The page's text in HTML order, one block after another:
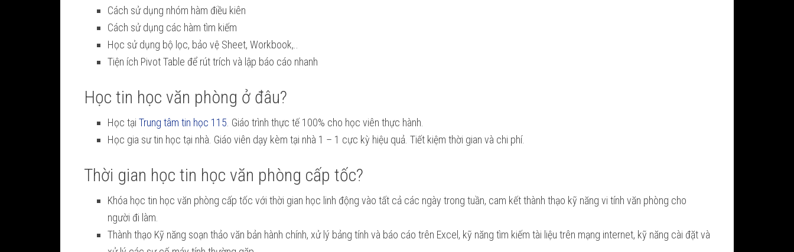
Cách sử dụng nhóm hàm điều kiên
Cách sử dụng các hàm tìm kiếm
Học sử dụng bộ lọc, bảo vệ Sheet, Workbook,..
Tiện ích Pivot Table để rút trích và lập báo cáo nhanh
Học tin học văn phòng ở đâu?
Học tại Trung tâm tin học 115 . Giáo trình thực tế 100% cho học viên thực hành.
Học gia sư tin học tại nhà. Giáo viên dạy kèm tại nhà 1 – 1 cực kỳ hiệu quả. Tiết kiệm thời gian và chi phí.
Thời gian học tin học văn phòng cấp tốc?
Khóa học tin học văn phòng cấp tốc với thời gian học linh động vào tất cả các ngày trong tuần, cam kết thành thạo kỹ năng vi tính văn phòng cho
người đi làm.
Thành thạo Kỹ năng soạn thảo văn bản hành chính, xử lý bảng tính và báo cáo trên Excel, kỹ năng tìm kiếm tài liệu trên mạng internet, kỹ năng cài đặt và